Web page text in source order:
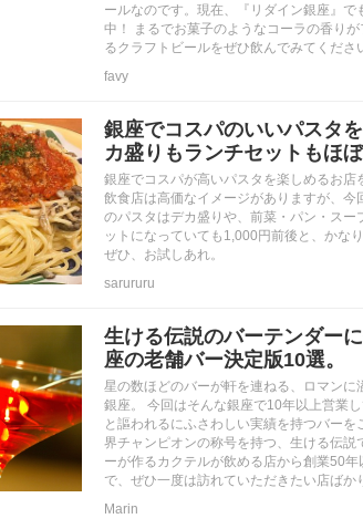
ールなのです。現在、『リダイン銀座』で
中！ まるでお菓子のようなコーラの香り
るクラフトビールをぜひ飲んでみてくださ
favy
銀座でコスパのいいパスタ
カ盛りもランチセットもほ
銀座でコスパが高いパスタを楽しめるお店
飲食店は高価なイメージがありますが、今
のパスタはデカ盛りや、前菜・パン・スー
ットになっていても1,000円前後と、かな
ぜひ、お試しあれ。
sarururu
生ける伝説のバーテンダー
座の老舗バー決定版10選。
星の数ほどのバーが軒を連ねる、ロマンに
銀座。 今回はそんな銀座で10年以上営業し
と謳われるにふさわしい実績を持つバーを
界チャンピオンの称号を持つ、生ける伝説
ーが作るカクテルが飲める店から創業50年
で、ぜひ一度は訪れていただきたい店ばか
Marin